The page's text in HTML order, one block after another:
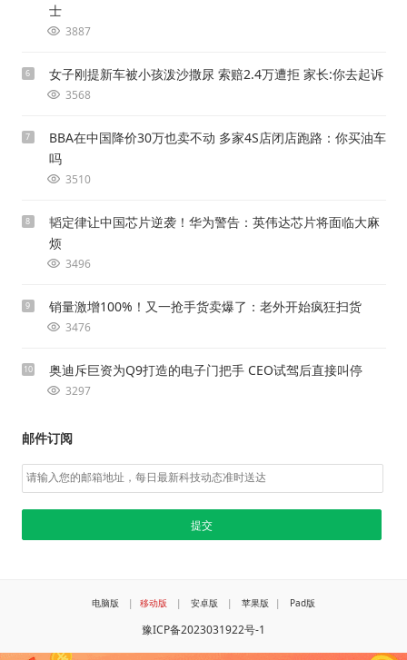
士
3887
6 女子刚提新车被小孩泼沙撒尿 索赔2.4万遭拒 家长:你去起诉
3568
7
BBA在中国降价30万也卖不动 多家4S店闭店跑路：你买油车
吗
3510
8
韬定律让中国芯片逆袭！华为警告：英伟达芯片将面临大麻
烦
3496
9 销量激增100%！又一抢手货卖爆了：老外开始疯狂扫货
3476
10 奥迪斥巨资为Q9打造的电子门把手 CEO试驾后直接叫停
3297
邮件订阅
电脑版 | 移动版 | 安卓版 | 苹果版 | Pad版
豫ICP备2023031922号-1